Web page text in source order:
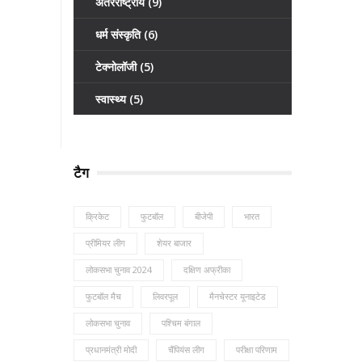
धर्म संस्कृति (6)
टेक्नोलॉजी (5)
स्वास्थ्य (5)
टैग
क्रिकेट फुटबॉल बीजेपी भारत
प्रीमियर लीग शेयर बाजार
लोकसभा चुनाव 2024 दक्षिण अफ्रीका
फुटबॉल मैच लिवरपूल मैनचेस्टर यूनाइटेड
लोकसभा चुनाव पश्चिम बंगाल
प्रधानमंत्री मोदी चैंपियंस लीग परीक्षा परिणाम